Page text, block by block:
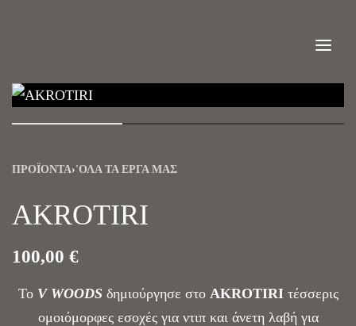
ΠΡΟΪΌΝΤΑ›'ΟΛΑ ΤΑ ΈΡΓΑ ΜΑΣ
AKROTIRI
100,00 €
Το V WOODS δημιούργησε στο AKROTIRIτέσσερις
ομοιόμορφες εσοχές για ντιπ και άνετη λαβή για